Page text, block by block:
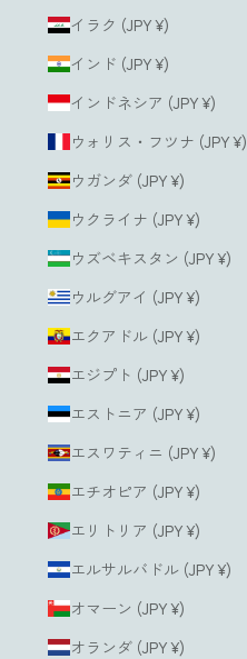
イラク (JPY ¥)
インド (JPY ¥)
インドネシア (JPY ¥)
ウォリス・フツナ (JPY ¥)
ウガンダ (JPY ¥)
ウクライナ (JPY ¥)
ウズベキスタン (JPY ¥)
ウルグアイ (JPY ¥)
エクアドル (JPY ¥)
エジプト (JPY ¥)
エストニア (JPY ¥)
エスワティニ (JPY ¥)
エチオピア (JPY ¥)
エリトリア (JPY ¥)
エルサルバドル (JPY ¥)
オマーン (JPY ¥)
オランダ (JPY ¥)